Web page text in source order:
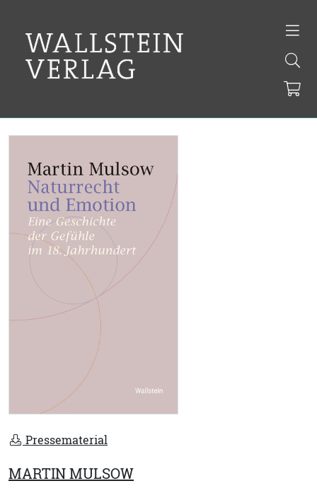
Pressematerial
MARTIN MULSOW